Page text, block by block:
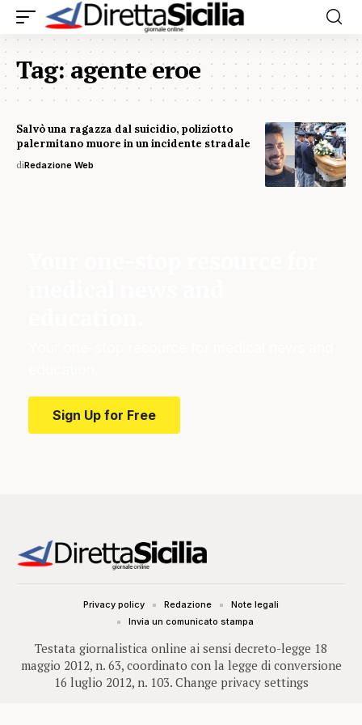
Tag:agente eroe
Salvò una ragazza dal suicidio, poliziotto
palermitano muore in un incidente stradale
diRedazione Web
Sign Up for Free
Testata giornalistica online ai sensi decreto-legge 18
maggio 2012, n. 63, coordinato con la legge di conversione
16 luglio 2012, n. 103. Change privacy settings
Privacy policy Redazione
Note legali
Invia un comunicato stampa